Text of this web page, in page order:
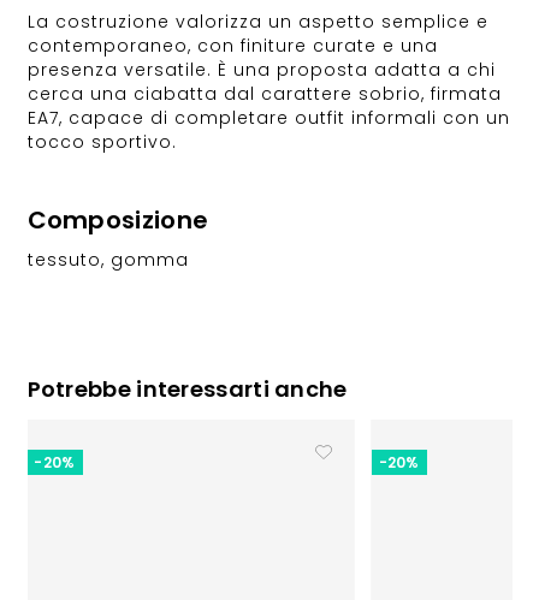
La costruzione valorizza un aspetto semplice e
contemporaneo, con finiture curate e una
presenza versatile. È una proposta adatta a chi
cerca una ciabatta dal carattere sobrio, firmata
EA7, capace di completare outfit informali con un
tocco sportivo.
Composizione
tessuto, gomma
Potrebbe interessarti anche
-20% -20%